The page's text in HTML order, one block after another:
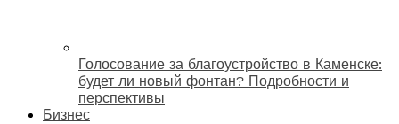
Голосование за благоустройство в Каменске:
будет ли новый фонтан? Подробности и
перспективы
Бизнес